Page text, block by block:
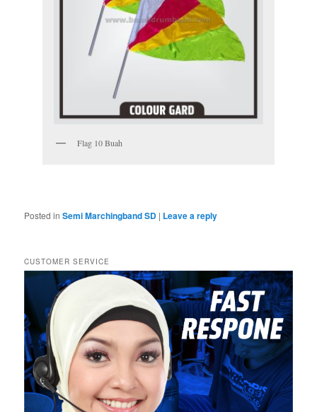
Flag 10 Buah
Posted in Semi Marchingband SD | Leave a reply
CUSTOMER SERVICE